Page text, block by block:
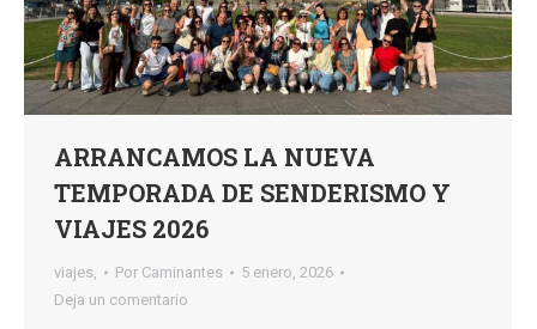
ARRANCAMOS LA NUEVA
TEMPORADA DE SENDERISMO Y
VIAJES 2026
viajes, Por Caminantes
5 enero, 2026
Deja un comentario